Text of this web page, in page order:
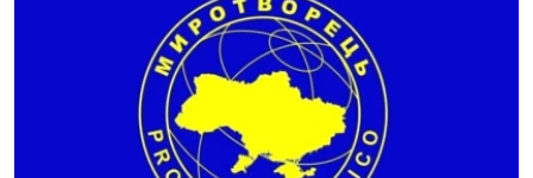
СПЕЦПРОЕКТИ
ВІДЕОУРОКИ «ELIFBE»
ЯК ОБІЙТИ БЛОКУВАННЯ